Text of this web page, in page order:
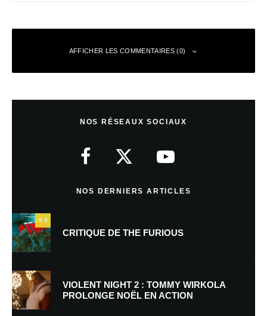
AFFICHER LES COMMENTAIRES (0)
Nom*
NOS RÉSEAUX SOCIAUX
NOS DERNIERS ARTICLES
9.5
CRITIQUE DE THE FURIOUS
VIOLENT NIGHT 2 : TOMMY WIRKOLA
PROLONGE NOËL EN ACTION